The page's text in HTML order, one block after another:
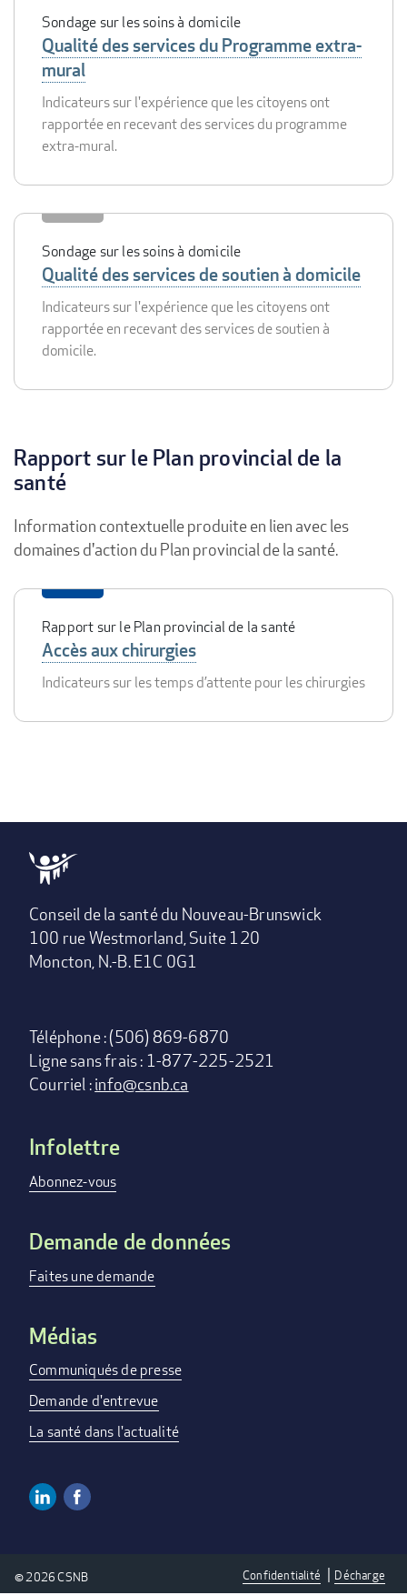
Sondage sur les soins à domicile
Qualité des services du Programme extra-
mural
Indicateurs sur l'expérience que les citoyens ont
rapportée en recevant des services du programme
extra-mural.
Sondage sur les soins à domicile
Qualité des services de soutien à domicile
Indicateurs sur l'expérience que les citoyens ont
rapportée en recevant des services de soutien à
domicile.
Rapport sur le Plan provincial de la
santé
Information contextuelle produite en lien avec les
domaines d'action du Plan provincial de la santé.
Rapport sur le Plan provincial de la santé
Accès aux chirurgies
Indicateurs sur les temps d’attente pour les chirurgies
Conseil de la santé du Nouveau-Brunswick
100 rue Westmorland, Suite 120
Moncton, N.-B. E1C 0G1
Téléphone : (506) 869-6870
Ligne sans frais : 1-877-225-2521
Courriel :info@csnb.ca
Footer
menu
Infolettre
Abonnez-vous
Demande de données
Faites une demande
Médias
Communiqués de presse
Demande d'entrevue
La santé dans l'actualité
Media
Linkedin
Confidentialité Décharge
© 2026 CSNB